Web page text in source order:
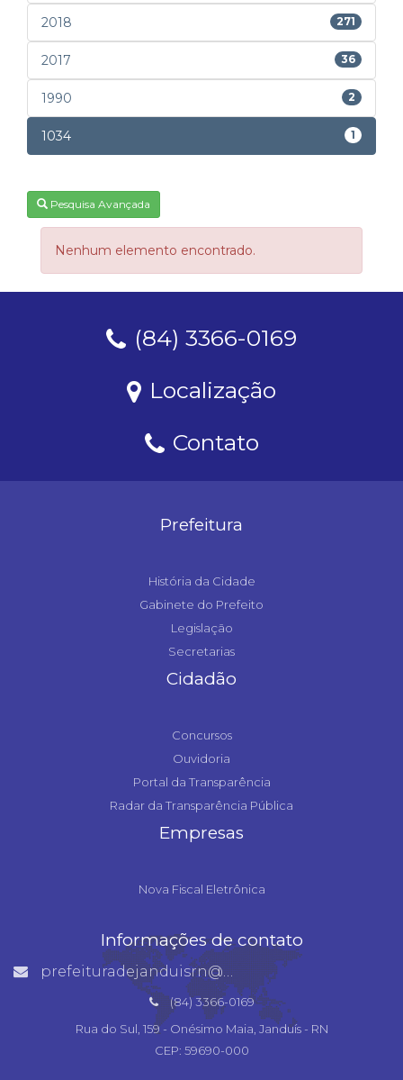
2018 271
2017 36
1990 2
1034 1
Pesquisa Avançada
Nenhum elemento encontrado.
(84) 3366-0169
Localização
Contato
Prefeitura
História da Cidade
Gabinete do Prefeito
Legislação
Secretarias
Cidadão
Concursos
Ouvidoria
Portal da Transparência
Radar da Transparência Pública
Empresas
Nova Fiscal Eletrônica
Informações de contato
prefeituradejanduisrn@gmail.com
(84) 3366-0169
Rua do Sul, 159 - Onésimo Maia, Janduís - RN
CEP: 59690-000